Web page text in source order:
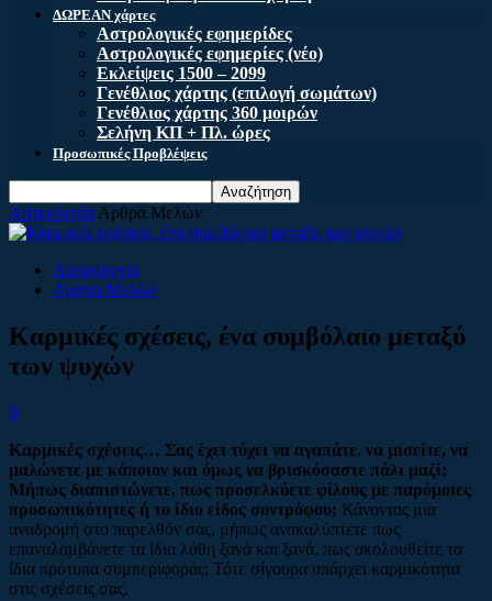
ΔΩΡΕΑΝ χάρτες
Αστρολογικές εφημερίδες
Αστρολογικές εφημερίες (νέο)
Εκλείψεις 1500 – 2099
Γενέθλιος χάρτης (επιλογή σωμάτων)
Γενέθλιος χάρτης 360 μοιρών
Σελήνη ΚΠ + Πλ. ώρες
Προσωπικές Προβλέψεις
Αστρολογία Αρθρα Μελών
Αστρολογία
Αρθρα Μελών
Καρμικές σχέσεις, ένα συμβόλαιο μεταξύ
των ψυχών
0
Καρμικές σχέσεις… Σας έχει τύχει να αγαπάτε, να μισείτε, να
μαλώνετε με κάποιον και όμως να βρισκόσαστε πάλι μαζί;
Μήπως διαπιστώνετε, πως προσελκύετε φίλους με παρόμοιες
προσωπικότητες ή το ίδιο είδος συντρόφου; Κάνοντας μια
αναδρομή στο παρελθόν σας, μήπως ανακαλύπτετε πως
επαναλαμβάνετε τα ίδια λάθη ξανά και ξανά, πως ακολουθείτε τα
ίδια πρότυπα συμπεριφοράς; Τότε σίγουρα υπάρχει καρμικότητα
στις σχέσεις σας.